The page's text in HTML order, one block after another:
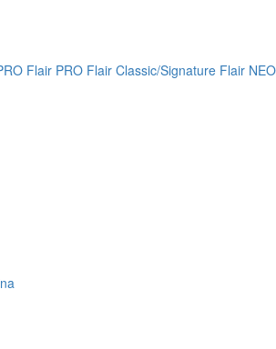
Flair PRO Flair Classic/Signature Flair